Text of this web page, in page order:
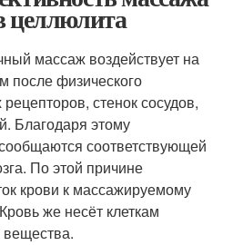
целлюлита
массаж воздействует на
после физического
стенок сосудов,
Благодаря этому
соответствующей
По этой причине
крови к массажируемому
же несёт клеткам
вещества.